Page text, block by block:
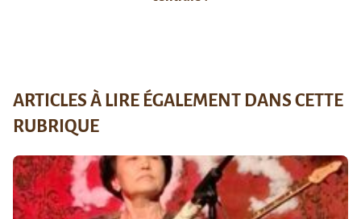
ARTICLES À LIRE ÉGALEMENT DANS CETTE
RUBRIQUE